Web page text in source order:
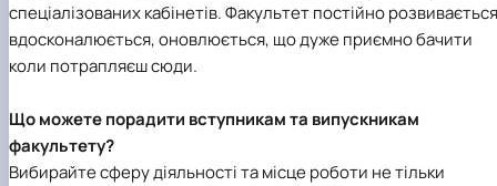
спеціалізованих кабінетів. Факультет постійно
вдосконалюється, оновлюється, що дуже приємно бачити
коли потрапляєш сюди.
Що можете порадити вступникам та випускникам
факультету?
Вибирайте сферу діяльності та місце роботи не тільки